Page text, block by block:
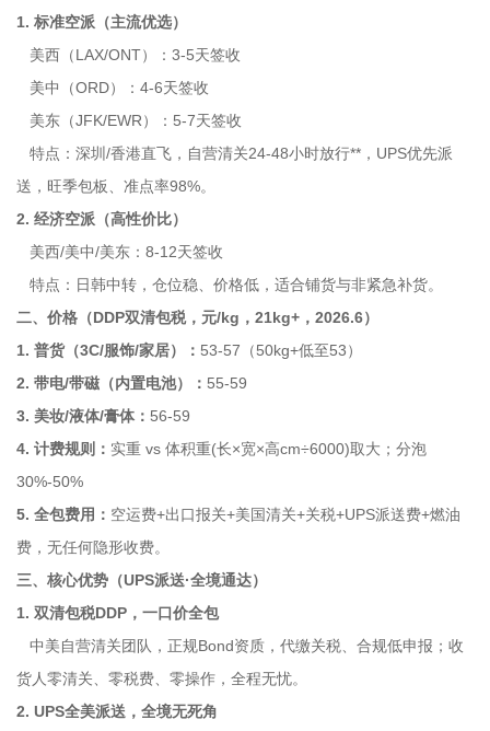
1. 标准空派（主流优选）
美西（LAX/ONT）：3-5天签收
美中（ORD）：4-6天签收
美东（JFK/EWR）：5-7天签收
特点：深圳/香港直飞，自营清关24-48小时放行**，UPS优先派
送，旺季包板、准点率98%。
2. 经济空派（高性价比）
美西/美中/美东：8-12天签收
特点：日韩中转，仓位稳、价格低，适合铺货与非紧急补货。
二、价格（DDP双清包税，元/kg，21kg+，2026.6）
1. 普货（3C/服饰/家居）： 53-57（50kg+低至53）
2. 带电/带磁（内置电池）： 55-59
3. 美妆/液体/膏体： 56-59
4. 计费规则： 实重 vs 体积重(长×宽×高cm÷6000)取大；分泡
30%-50%
5. 全包费用： 空运费+出口报关+美国清关+关税+UPS派送费+燃油
费，无任何隐形收费。
三、核心优势（UPS派送·全境通达）
1. 双清包税DDP，一口价全包
中美自营清关团队，正规Bond资质，代缴关税、合规低申报；收
货人零清关、零税费、零操作，全程无忧。
2. UPS全美派送，全境无死角